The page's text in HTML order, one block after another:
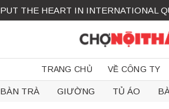
PUT THE HEART IN INTERNATIONAL
TRANG CHỦ VỀ CÔNG TY
BÀN TRÀ GIƯỜNG TỦ ÁO